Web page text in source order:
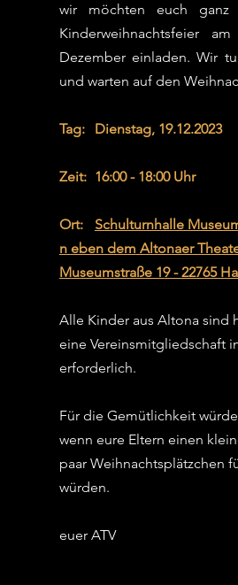
wir möchten euch
Kinderweihnachtsfeier
Dezember einladen. Wir
und warten auf den
Tag:	Dienstag, 19.12.2023
Zeit:	16:00 - 18:00 Uhr
Ort: Schulturnhalle
n eben dem Altonaer
Museumstraße 19 - 22765
Alle Kinder aus Altona sind
eine Vereinsmitgliedschaft
erforderlich.
Für die Gemütlichkeit
wenn eure Eltern einen
paar Weihnachtsplätzchen
würden.
euer ATV